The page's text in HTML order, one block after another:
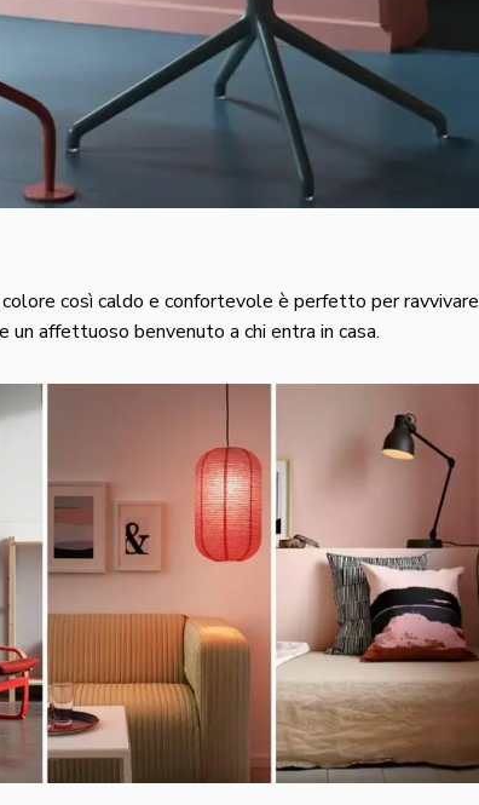
così caldo e confortevole è perfetto per ravvivare
affettuoso benvenuto a chi entra in casa.